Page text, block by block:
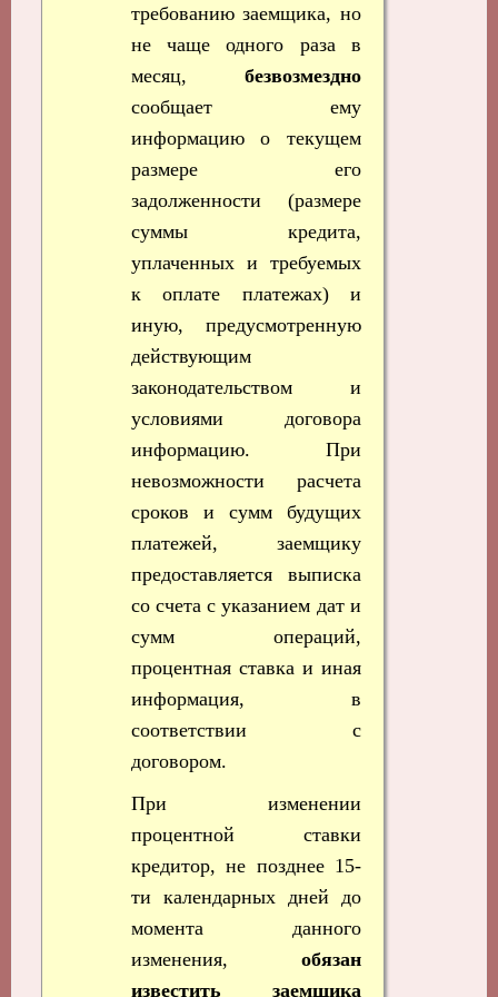
требованию заемщика, но
не чаще одного раза в
месяц, безвозмездно
сообщает ему
информацию о текущем
размере его
задолженности (размере
суммы кредита,
уплаченных и требуемых
к оплате платежах) и
иную, предусмотренную
действующим
законодательством и
условиями договора
информацию. При
невозможности расчета
сроков и сумм будущих
платежей, заемщику
предоставляется выписка
со счета с указанием дат и
сумм операций,
процентная ставка и иная
информация, в
соответствии с
договором.
При изменении
процентной ставки
кредитор, не позднее 15-
ти календарных дней до
момента данного
изменения, обязан
известить заемщика